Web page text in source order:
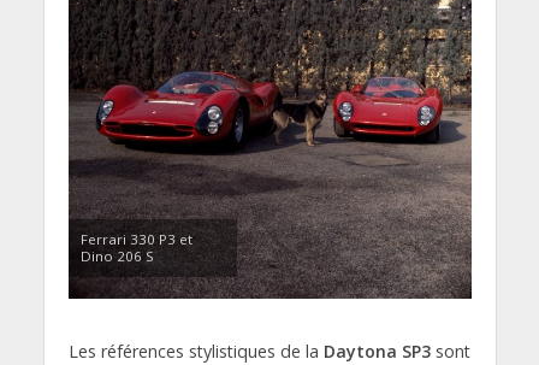
Ferrari 330 P3 et
Dino 206 S
Les références stylistiques de la Daytona SP3sont